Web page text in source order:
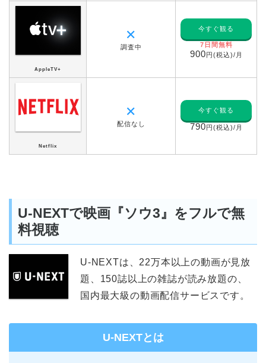
AppleTV+
✕
調査中
今すぐ観る
7日間無料
900円(税込)/月
Netflix
✕
配信なし
今すぐ観る
790円(税込)/月
U-NEXTで映画『ソウ3』をフルで無
料視聴
U-NEXTは、22万本以上の動画が見放
題、150誌以上の雑誌が読み放題の、
国内最大級の動画配信サービスです。
U-NEXTとは